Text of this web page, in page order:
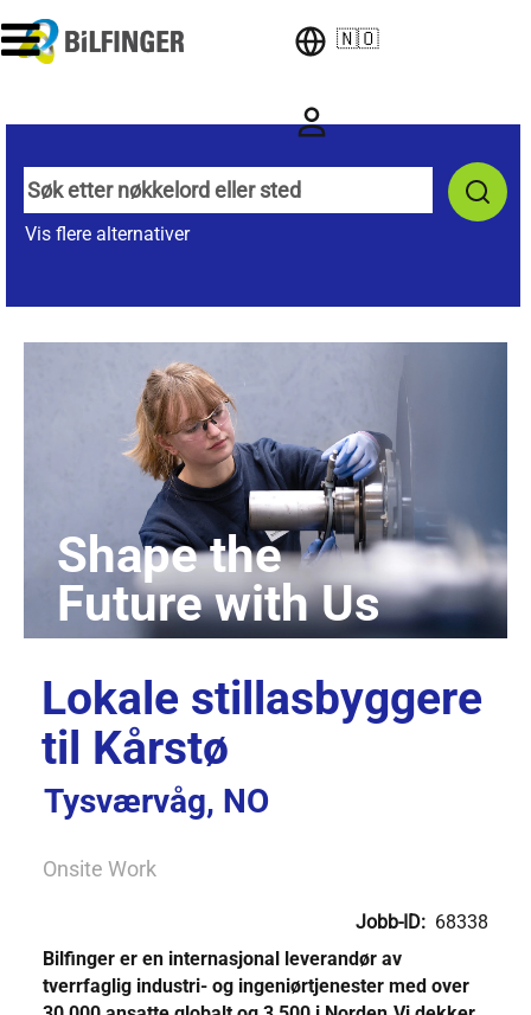
🇳🇴
Vis flere alternativer
Lokale stillasbyggere
til Kårstø
Tysværvåg, NO
Onsite Work
Jobb-ID: 68338
Bilfinger er en internasjonal leverandør av
tverrfaglig industri- og ingeniørtjenester med over